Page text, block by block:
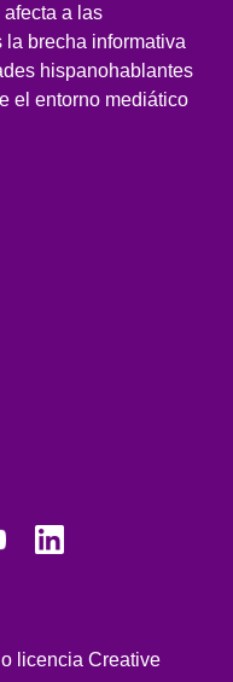
a las
brecha informativa
hispanohablantes
el entorno mediático
licencia Creative